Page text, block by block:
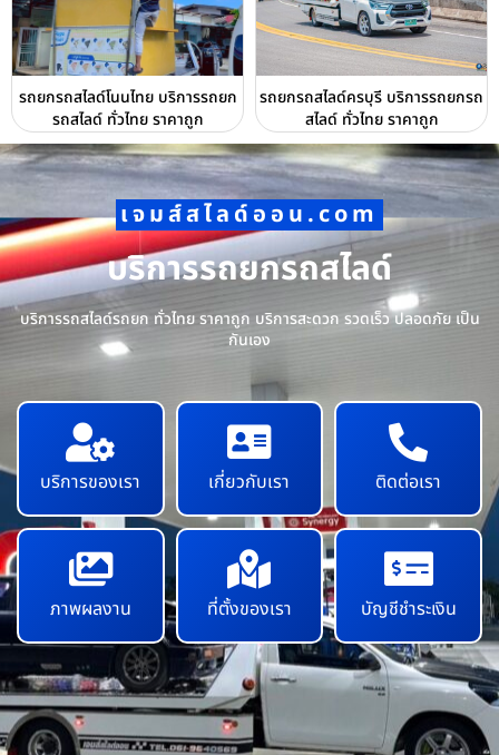
รถยกรถสไลด์โนนไทย บริการรถยก
รถสไลด์ ทั่วไทย ราคาถูก
รถยกรถสไลด์ครบุรี บริการรถยกรถ
สไลด์ ทั่วไทย ราคาถูก
เจมส์สไลด์ออน.com
บริการรถยกรถสไลด์
บริการรถสไลด์รถยก ทั่วไทย ราคาถูก บริการสะดวก รวดเร็ว ปลอดภัย เป็น
กันเอง
บริการของเรา เกี่ยวกับเรา ติดต่อเรา
ภาพผลงาน ที่ตั้งของเรา บัญชีชำระเงิน